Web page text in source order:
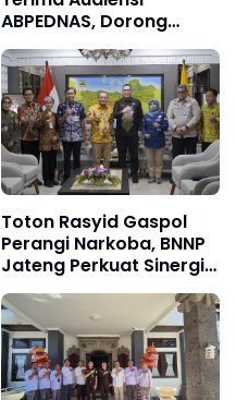
ABPEDNAS, Dorong
Penguatan Peran BPD
dan Penyesuaian
Tunjangan
Toton Rasyid Gaspol
Perangi Narkoba, BNNP
Jateng Perkuat Sinergi
dengan Gubernur